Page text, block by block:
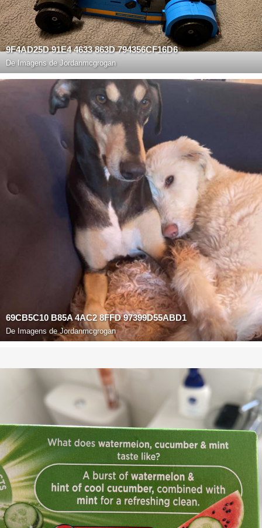
9F4AD25D 91E4 4633 863D 794356CF16D6
De Imagens de Jordanmcgrogan
69CB5C10 B85A 4AC2 8FFD 97399D55ABD1
De Imagens de Jordanmcgrogan